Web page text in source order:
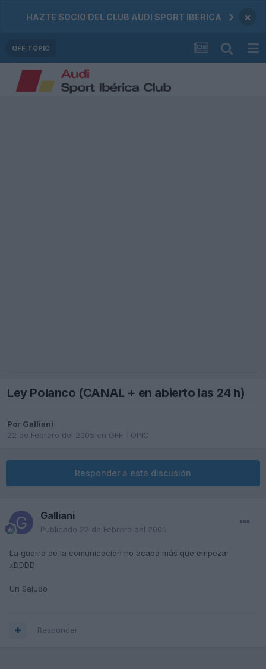
HAZTE SOCIO DEL CLUB AUDI SPORT IBERICA ×
OFF TOPIC
Ley Polanco (CANAL + en abierto las 24 h)
Por Galliani
22 de Febrero del 2005 en OFF TOPIC
Responder a esta discusión
Galliani
Publicado 22 de Febrero del 2005
La guerra de la comunicación no acaba más que empezar
xDDDD
Un Saludo
Responder